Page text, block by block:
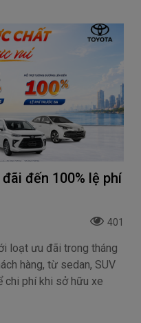
đến 100% lệ phí
401
loạt ưu đãi trong tháng
hàng, từ sedan, SUV
chi phí khi sở hữu xe